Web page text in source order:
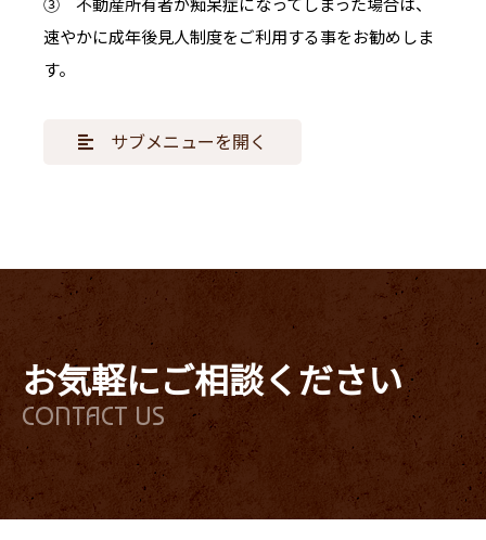
速やかに成年後見人制度をご利用する事をお勧めしま
す。
サブメニューを開く
お気軽にご相談ください
CONTACT US